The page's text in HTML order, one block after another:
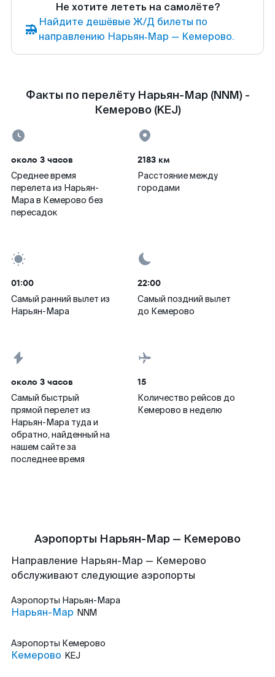
Не хотите лететь на самолёте?
Найдите дешёвые Ж/Д билеты по
направлению Нарьян‑Мар — Кемерово.
Факты по перелёту Нарьян-Мар (NNM) -
Кемерово (KEJ)
около 3 часов
Среднее время
перелета из Нарьян-
Мара в Кемерово без
пересадок
2183 км
Расстояние между
городами
01:00
Самый ранний вылет из
Нарьян-Мара
22:00
Самый поздний вылет
до Кемерово
около 3 часов
Самый быстрый
прямой перелет из
Нарьян-Мара туда и
обратно, найденный на
нашем сайте за
последнее время
15
Количество рейсов до
Кемерово в неделю
Аэропорты Нарьян-Мар — Кемерово
Направление Нарьян-Мар — Кемерово
обслуживают следующие аэропорты
Аэропорты Нарьян-Мара
Нарьян-Мар NNM
Аэропорты Кемерово
Кемерово KEJ